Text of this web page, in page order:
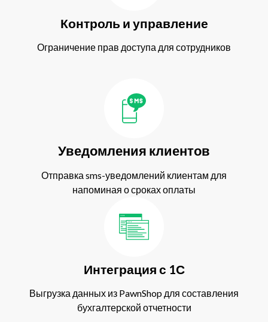
Контроль и управление
Ограничение прав доступа для сотрудников
Уведомления клиентов
Отправка sms-уведомлений клиентам для
напоминая о сроках оплаты
Интеграция с 1С
Выгрузка данных из PawnShop для составления
бухгалтерской отчетности